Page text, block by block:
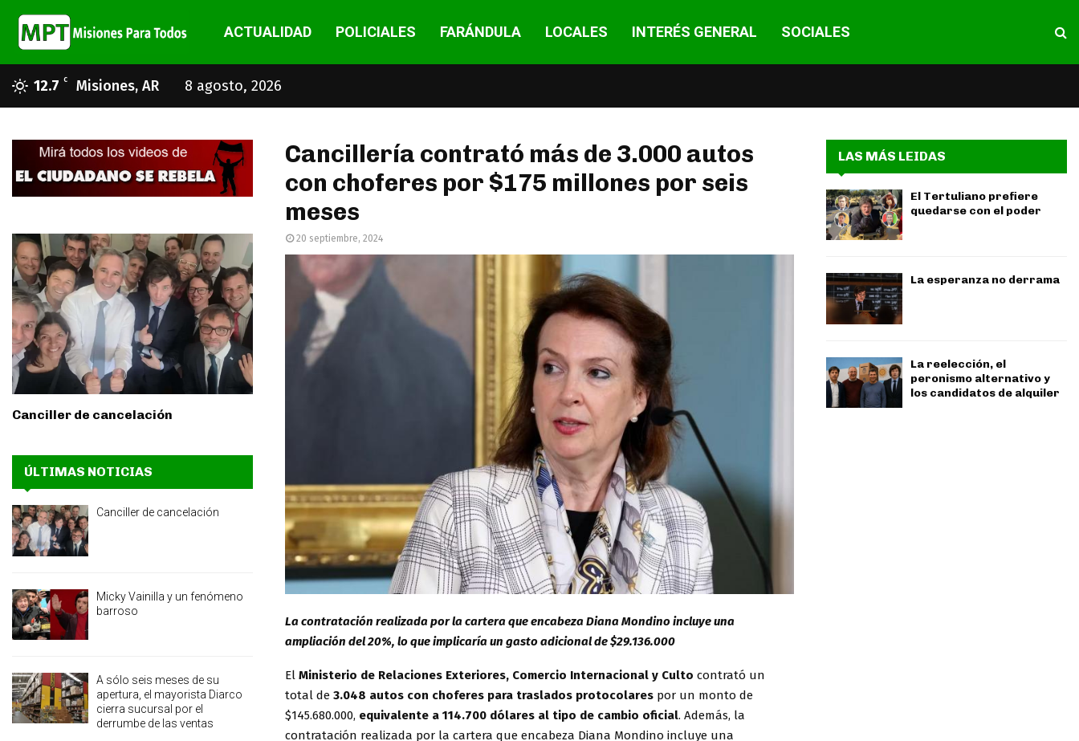
ACTUALIDAD POLICIALES FARÁNDULA LOCALES INTERÉS GENERAL SOCIALES
12.7 C Misiones, AR 8 agosto, 2026
Cancillería contrató más de 3.000 autos
con choferes por $175 millones por seis
meses
20 septiembre, 2024
La contratación realizada por la cartera que encabeza Diana Mondino incluye una
ampliación del 20%, lo que implicaría un gasto adicional de $29.136.000
El Ministerio de Relaciones Exteriores, Comercio Internacional y Culto contrató un
total de 3.048 autos con choferes para traslados protocolares por un monto de
$145.680.000, equivalente a 114.700 dólares al tipo de cambio oficial. Además, la
contratación realizada por la cartera que encabeza Diana Mondino incluye una
Canciller de cancelación
ÚLTIMAS NOTICIAS
Canciller de cancelación
Micky Vainilla y un fenómeno
barroso
A sólo seis meses de su
apertura, el mayorista Diarco
cierra sucursal por el
derrumbe de las ventas
LAS MÁS LEIDAS
El Tertuliano prefiere
quedarse con el poder
La esperanza no derrama
La reelección, el
peronismo alternativo y
los candidatos de alquiler